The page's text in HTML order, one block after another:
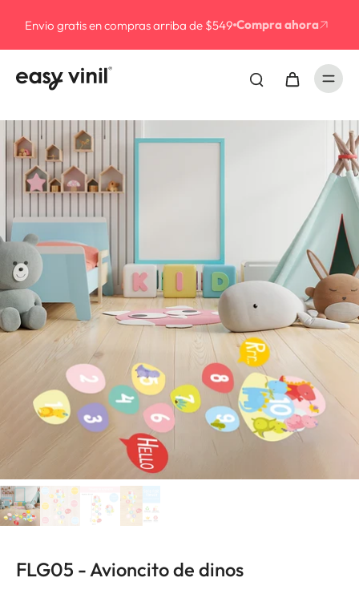
Envio gratis en compras arriba de $549 Compra ahora
FLG05 - Avioncito de dinos